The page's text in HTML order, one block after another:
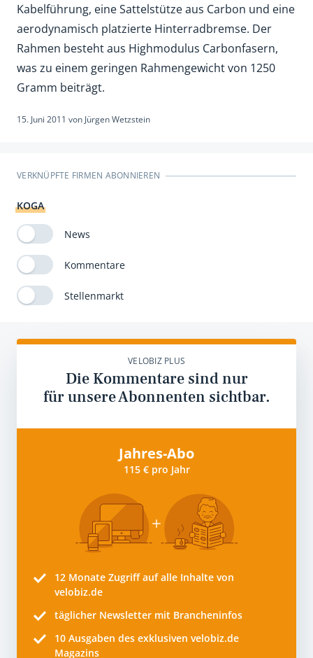
Kabelführung, eine Sattelstütze aus Carbon und eine
aerodynamisch platzierte Hinterradbremse. Der
Rahmen besteht aus Highmodulus Carbonfasern,
was zu einem geringen Rahmengewicht von 1250
Gramm beiträgt.
15. Juni 2011 von Jürgen Wetzstein
VERKNÜPFTE FIRMEN ABONNIEREN
KOGA
News
Kommentare
Stellenmarkt
VELOBIZ PLUS
Die Kommentare sind nur
für unsere Abonnenten sichtbar.
Jahres-Abo
115 € pro Jahr
12 Monate Zugriff auf alle Inhalte von
velobiz.de
täglicher Newsletter mit Brancheninfos
10 Ausgaben des exklusiven velobiz.de
Magazins